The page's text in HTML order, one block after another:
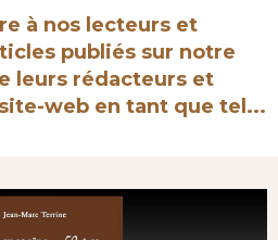
à nos lecteurs et
publiés sur notre
leurs rédacteurs et
web en tant que tel...